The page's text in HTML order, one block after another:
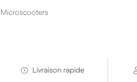
Microscooters
Livraison rapide